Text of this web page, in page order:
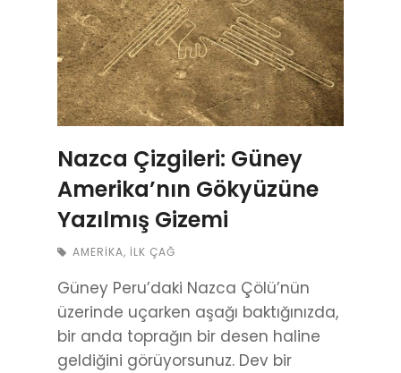
Nazca Çizgileri: Güney
Amerika’nın Gökyüzüne
Yazılmış Gizemi
AMERIKA, İLK ÇAĞ
Güney Peru’daki Nazca Çölü’nün
üzerinde uçarken aşağı baktığınızda,
bir anda toprağın bir desen haline
geldiğini görüyorsunuz. Dev bir